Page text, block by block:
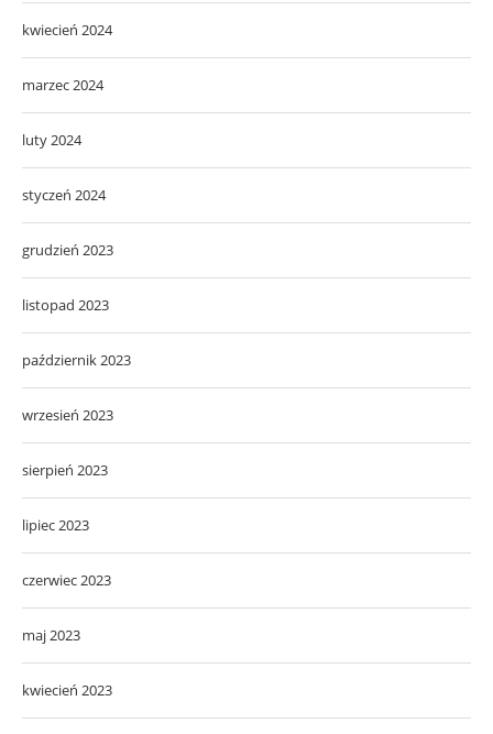
kwiecień 2024
marzec 2024
luty 2024
styczeń 2024
grudzień 2023
listopad 2023
październik 2023
wrzesień 2023
sierpień 2023
lipiec 2023
czerwiec 2023
maj 2023
kwiecień 2023